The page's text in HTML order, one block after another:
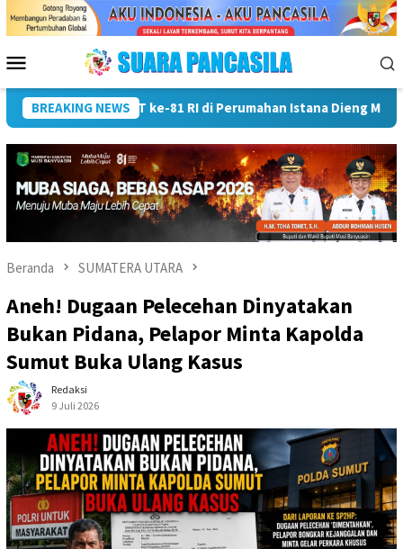
Menu
Mobile
BREAKING NEWS
Wali Kota Lubuk Linggau Kukuhkan Pramuka Garuda dan
Beranda SUMATERA UTARA
Aneh! Dugaan Pelecehan Dinyatakan
Bukan Pidana, Pelapor Minta Kapolda
Sumut Buka Ulang Kasus
Redaksi
9 Juli 2026